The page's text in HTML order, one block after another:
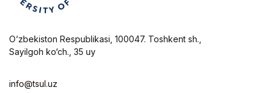
O‘zbekiston Respublikasi, 100047. Toshkent sh.,
Sayilgoh ko‘ch., 35 uy
info@tsul.uz